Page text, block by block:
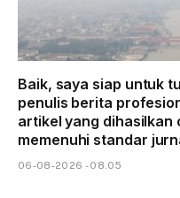
Baik, saya siap untuk
penulis berita
artikel yang dihasilkan
memenuhi standar
06-08-2026 - 08.05